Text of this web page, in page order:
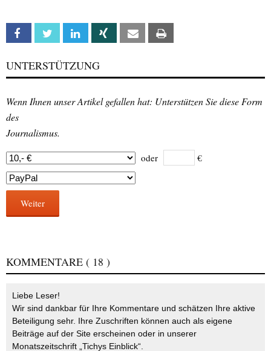
Facebook Twitter Linkedin Xing Email
UNTERSTÜTZUNG
Wenn Ihnen unser Artikel gefallen hat: Unterstützen Sie diese Form
des
Journalismus.
oder €
Weiter
KOMMENTARE ( 18 )
Liebe Leser!
Wir sind dankbar für Ihre Kommentare und schätzen Ihre aktive
Beteiligung sehr. Ihre Zuschriften können auch als eigene
Beiträge auf der Site erscheinen oder in unserer
Monatszeitschrift „Tichys Einblick“.